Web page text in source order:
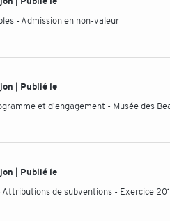
- Admission en non-valeur
| Publié le
et d'engagement - Musée des
| Publié le
Attributions de subventions - Exercice